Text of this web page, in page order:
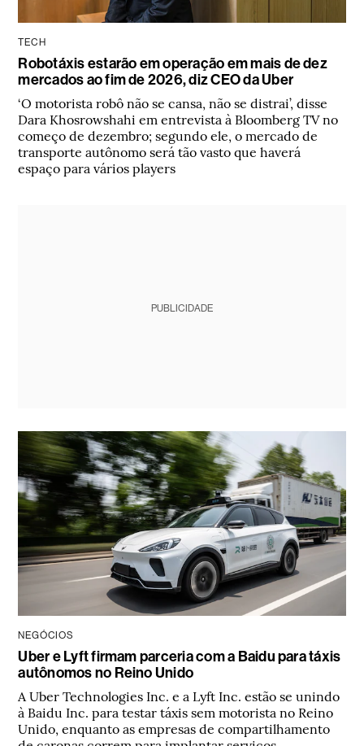
TECH
Robotáxis estarão em operação em mais de dez
mercados ao fim de 2026, diz CEO da Uber
‘O motorista robô não se cansa, não se distrai’, disse
Dara Khosrowshahi em entrevista à Bloomberg TV no
começo de dezembro; segundo ele, o mercado de
transporte autônomo será tão vasto que haverá
espaço para vários players
PUBLICIDADE
NEGÓCIOS
Uber e Lyft firmam parceria com a Baidu para táxis
autônomos no Reino Unido
A Uber Technologies Inc. e a Lyft Inc. estão se unindo
à Baidu Inc. para testar táxis sem motorista no Reino
Unido, enquanto as empresas de compartilhamento